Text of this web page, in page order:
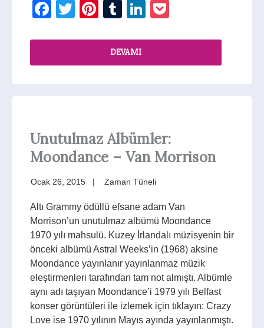
Facebook
TwitterPinterest
TumblrLinkedIn
DEVAMI
Unutulmaz Albümler:
Moondance – Van Morrison
Ocak 26, 2015 Zaman Tüneli
Altı Grammy ödüllü efsane adam Van
Morrison’un unutulmaz albümü Moondance
1970 yılı mahsulü. Kuzey İrlandalı müzisyenin bir
önceki albümü Astral Weeks’in (1968) aksine
Moondance yayınlanır yayınlanmaz müzik
eleştirmenleri tarafından tam not almıştı. Albümle
aynı adı taşıyan Moondance’i 1979 yılı Belfast
konser görüntüleri ile izlemek için tıklayın: Crazy
Love ise 1970 yılının Mayıs ayında yayınlanmıştı.